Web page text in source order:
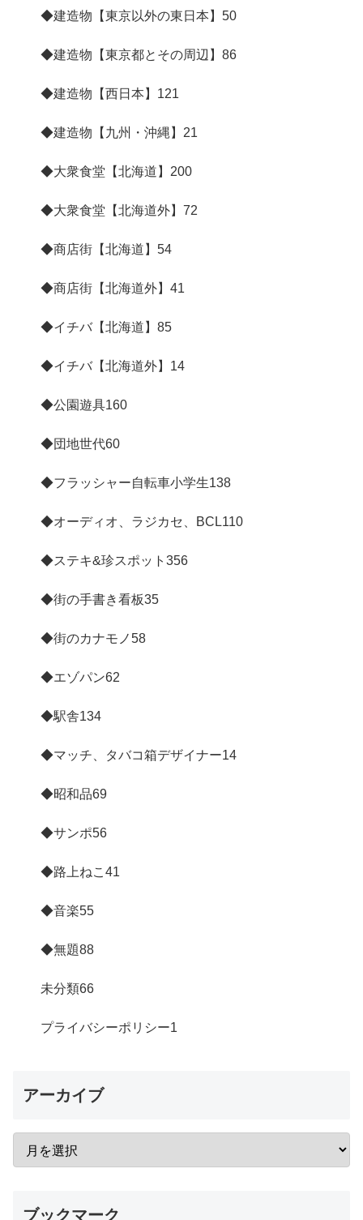
◆建造物【東京以外の東日本】 50
◆建造物【東京都とその周辺】 86
◆建造物【西日本】 121
◆建造物【九州・沖縄】 21
◆大衆食堂【北海道】 200
◆大衆食堂【北海道外】 72
◆商店街【北海道】 54
◆商店街【北海道外】 41
◆イチバ【北海道】 85
◆イチバ【北海道外】 14
◆公園遊具160
◆団地世代60
◆フラッシャー自転車小学生138
◆オーディオ、ラジカセ、BCL110
◆ステキ&珍スポット 356
◆街の手書き看板35
◆街のカナモノ58
◆エゾパン62
◆駅舎134
◆マッチ、タバコ箱デザイナー14
◆昭和品69
◆サンポ56
◆路上ねこ 41
◆音楽55
◆無題88
未分類66
プライバシーポリシー1
アーカイブ
ブックマーク